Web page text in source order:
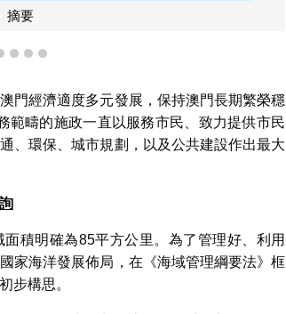
摘要
12131415
門經濟適度多元發展，保持澳門長期繁榮穩
範疇的施政一直以服務市民、致力提供市民
、環保、城市規劃，以及公共建設作出最大
積明確為85平方公里。為了管理好、利用
家海洋發展佈局，在《海域管理綱要法》框
步構思。